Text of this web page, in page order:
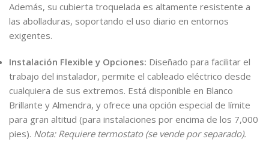
Además, su cubierta troquelada es altamente resistente a
las abolladuras, soportando el uso diario en entornos
exigentes.
Instalación Flexible y Opciones: Diseñado para facilitar el
trabajo del instalador, permite el cableado eléctrico desde
cualquiera de sus extremos. Está disponible en Blanco
Brillante y Almendra, y ofrece una opción especial de límite
para gran altitud (para instalaciones por encima de los 7,000
pies). Nota: Requiere termostato (se vende por separado).